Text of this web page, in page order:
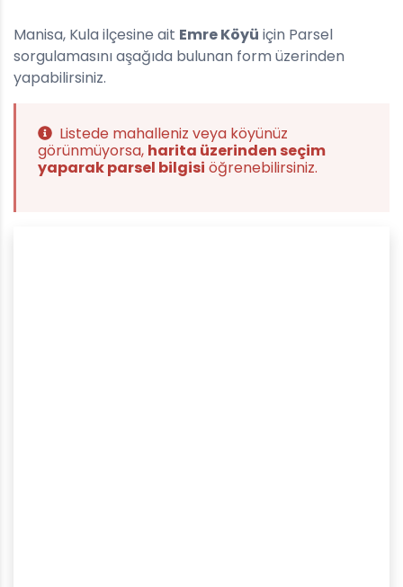
Manisa, Kula ilçesine ait Emre Köyü için Parsel
sorgulamasını aşağıda bulunan form üzerinden
yapabilirsiniz.
Listede mahalleniz veya köyünüz
görünmüyorsa, harita üzerinden seçim
yaparak parsel bilgisi öğrenebilirsiniz.